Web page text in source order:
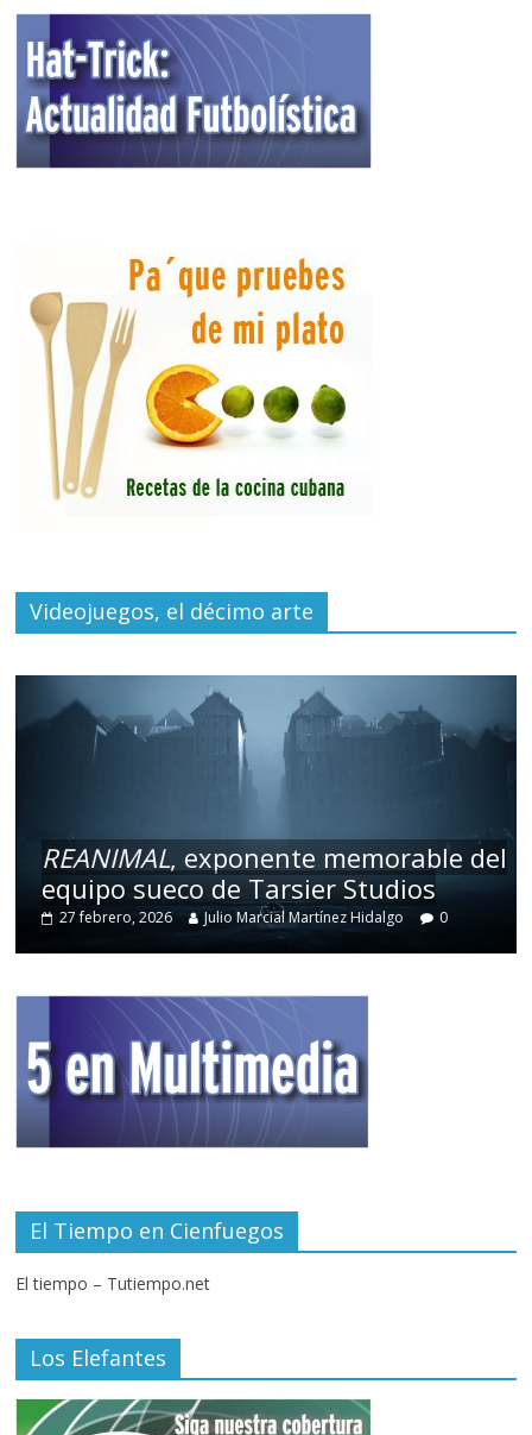
Videojuegos, el décimo arte
REANIMAL, exponente memorable del
equipo sueco de Tarsier Studios
27 febrero, 2026 Julio Marcial Martínez Hidalgo 0
El Tiempo en Cienfuegos
El tiempo – Tutiempo.net
Los Elefantes